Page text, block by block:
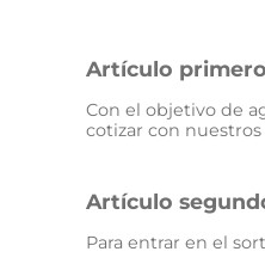
Artículo
Con el objetivo de
cotizar con
Artículo
Para entrar en el